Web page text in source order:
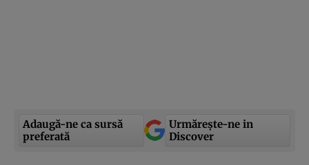
Adaugă-ne ca sursă
preferată
Urmărește-ne in
Discover